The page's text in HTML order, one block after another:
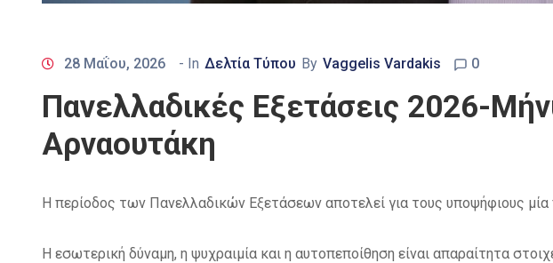
28 Μαΐου, 2026 - In Δελτία Τύπου By Vaggelis Vardakis 0
Πανελλαδικές Εξετάσεις 2026-
Αρναουτάκη
Η περίοδος των Πανελλαδικών Εξετάσεων αποτελεί για τους υποψήφιους
Η εσωτερική δύναμη, η ψυχραιμία και η αυτοπεποίθηση είναι απαραίτητα